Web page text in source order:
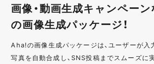
画像・動画生成キャンペー
の画像生成パッケージ！
Aha!の画像生成パッケージは、ユーザーが入
写真を自動合成し、SNS投稿までスムーズに